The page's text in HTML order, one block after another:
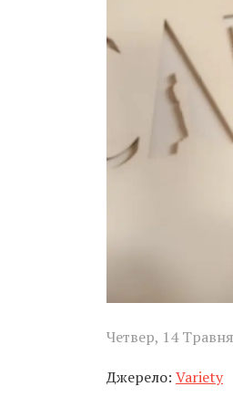
Четвер, 14
Джерело: Variety